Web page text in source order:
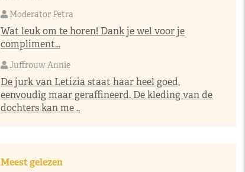
Moderator Petra
Wat leuk om te horen! Dank je wel voor je
compliment...
Juffrouw Annie
De jurk van Letizia staat haar heel goed,
eenvoudig maar geraffineerd. De kleding van de
dochters kan me ..
Meest gelezen